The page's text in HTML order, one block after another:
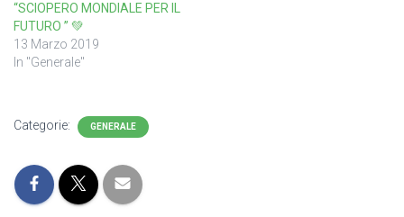
“SCIOPERO MONDIALE PER IL
FUTURO ” 💚
13 Marzo 2019
In "Generale"
Categorie: GENERALE